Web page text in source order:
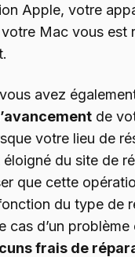
Apple, votre
Mac vous est
avez
de
votre lieu de
éloigné du site de
que cette
du type de
cas d’un
frais de